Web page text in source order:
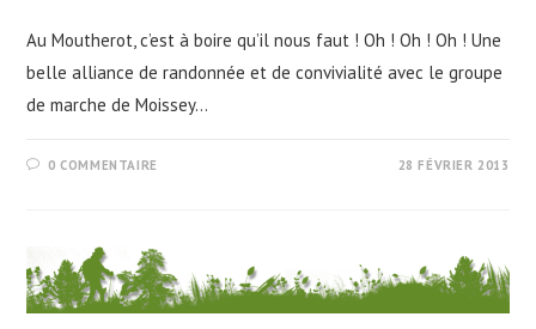
Au Moutherot, c’est à boire qu’il nous faut ! Oh ! Oh ! Oh ! Une
belle alliance de randonnée et de convivialité avec le groupe
de marche de Moissey…
0 COMMENTAIRE 28 FÉVRIER 2013